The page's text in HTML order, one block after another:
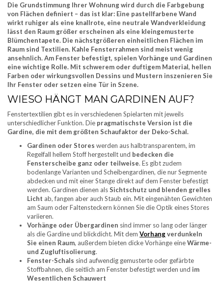
Die Grundstimmung Ihrer Wohnung wird durch die Farbgebung
von Flächen definiert – das ist klar: Eine pastellfarbene Wand
wirkt ruhiger als eine knallrote, eine neutrale Wandverkleidung
lässt den Raum größer erscheinen als eine kleingemusterte
Blümchentapete. Die nächstgrößeren einheitlichen Flächen im
Raum sind Textilien. Kahle Fensterrahmen sind meist wenig
ansehnlich. Am Fenster befestigt, spielen Vorhänge und Gardinen
eine wichtige Rolle. Mit schwerem oder duftigem Material, hellen
Farben oder wirkungsvollen Dessins und Mustern inszenieren Sie
Ihr Fenster oder setzen eine Tür in Szene.
WIESO HÄNGT MAN GARDINEN AUF?
Fenstertextilien gibt es in verschiedenen Spielarten mit jeweils
unterschiedlicher Funktion. Die pragmatischste Version ist die
Gardine, die mit dem größten Schaufaktor der Deko-Schal.
Gardinen oder Stores werden aus halbtransparentem, im
Regelfall hellem Stoff hergestellt und bedecken die
Fensterscheibe ganz oder teilweise. Es gibt zudem
bodenlange Varianten und Scheibengardinen, die nur Segmente
abdecken und mit einer Stange direkt auf dem Fenster befestigt
werden. Gardinen dienen alsSichtschutz und blenden grelles
Licht ab, fangen aber auch Staub ein. Mit eingenähten Gewichten
am Saum oder Faltensteckern können Sie die Optik eines Stores
variieren.
Vorhänge oder Übergardinen sind immer so lang oder länger
als die Gardine und blickdicht. Mit dem Vorhangverdunkeln
Sie einen Raum, außerdem bieten dicke Vorhänge eineWärme-
und Zugluftisolierung.
Fenster-Schals sind aufwendig gemusterte oder gefärbte
Stoffbahnen, die seitlich am Fenster befestigt werden und im
Wesentlichen Schauwert